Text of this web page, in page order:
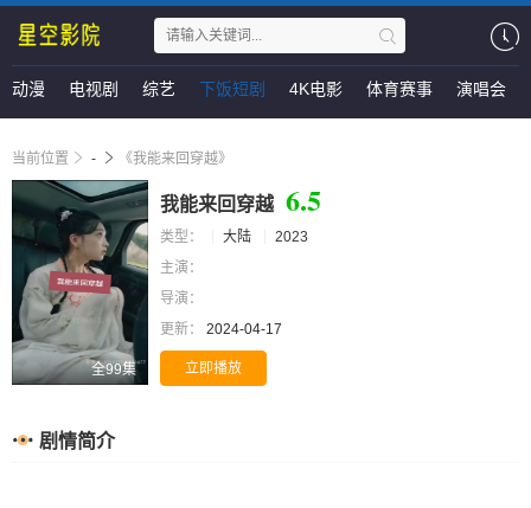
动漫 电视剧 综艺 下饭短剧 4K电影 体育赛事 演唱会
当前位置 - 《我能来回穿越》
全99集
我能来回穿越 6.5
类型： 大陆
2023
主演：
导演：
更新：
2024-04-17
立即播放
剧情简介